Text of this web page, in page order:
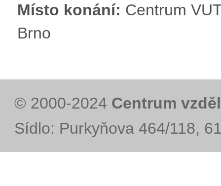
Místo konání: Centrum
Brno
© 2000-2024 Centrum
Sídlo: Purkyňova 464/118,